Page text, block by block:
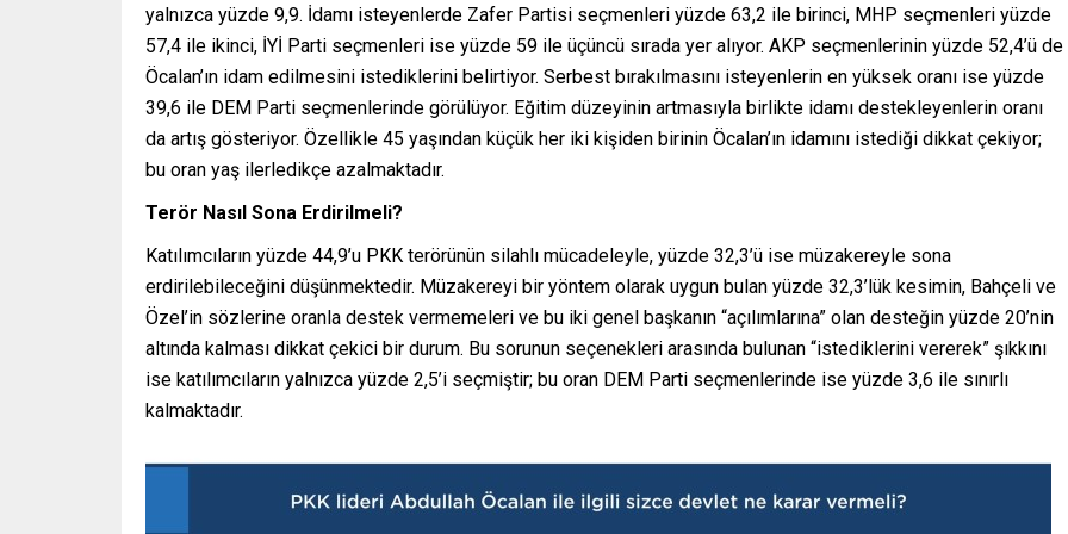
yalnızca yüzde 9,9. İdamı isteyenlerde Zafer Partisi seçmenleri yüzde 63,2 ile birinci, MHP seçmenleri yüzde
57,4 ile ikinci, İYİ Parti seçmenleri ise yüzde 59 ile üçüncü sırada yer alıyor. AKP seçmenlerinin yüzde 52,4’ü de
Öcalan’ın idam edilmesini istediklerini belirtiyor. Serbest bırakılmasını isteyenlerin en yüksek oranı ise yüzde
39,6 ile DEM Parti seçmenlerinde görülüyor. Eğitim düzeyinin artmasıyla birlikte idamı destekleyenlerin oranı
da artış gösteriyor. Özellikle 45 yaşından küçük her iki kişiden birinin Öcalan’ın idamını istediği dikkat çekiyor;
bu oran yaş ilerledikçe azalmaktadır.
Terör Nasıl Sona Erdirilmeli?
Katılımcıların yüzde 44,9’u PKK terörünün silahlı mücadeleyle, yüzde 32,3’ü ise müzakereyle sona
erdirilebileceğini düşünmektedir. Müzakereyi bir yöntem olarak uygun bulan yüzde 32,3’lük kesimin, Bahçeli ve
Özel’in sözlerine oranla destek vermemeleri ve bu iki genel başkanın “açılımlarına” olan desteğin yüzde 20’nin
altında kalması dikkat çekici bir durum. Bu sorunun seçenekleri arasında bulunan “istediklerini vererek” şıkkını
ise katılımcıların yalnızca yüzde 2,5’i seçmiştir; bu oran DEM Parti seçmenlerinde ise yüzde 3,6 ile sınırlı
kalmaktadır.